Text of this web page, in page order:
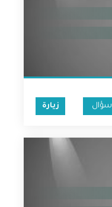
سؤال زيارة